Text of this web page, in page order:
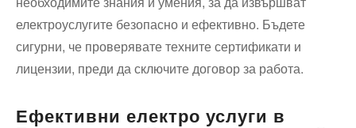
електроуслугите безопасно и ефективно. Бъдете
сигурни, че проверявате техните сертификати и
лицензии, преди да сключите договор за работа.
Ефективни електро услуги в